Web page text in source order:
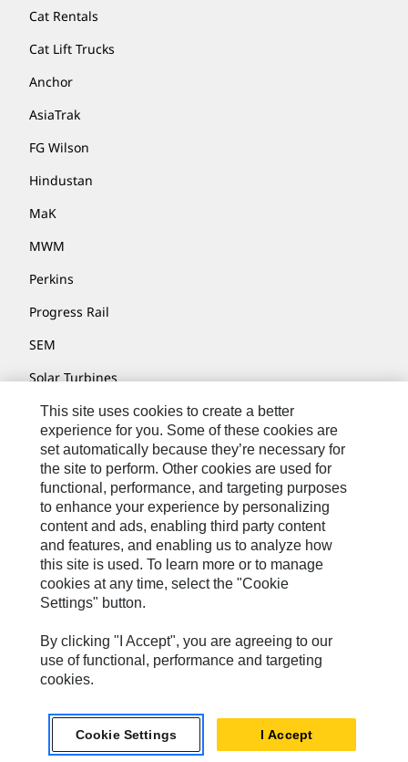
Cat Rentals
Cat Lift Trucks
Anchor
AsiaTrak
FG Wilson
Hindustan
MaK
MWM
Perkins
Progress Rail
SEM
Solar Turbines
SPM Oil & Gas
Turner Powertrain Systems
Fale Conosco
Mapa Do Local
Cookie Settings
Termos De Uso
Privacidade
Cat.com
Caterpillar © 2026. Todos os direitos reservados.
This site uses cookies to create a better
experience for you. Some of these cookies are
set automatically because they’re necessary for
the site to perform. Other cookies are used for
functional, performance, and targeting purposes
to enhance your experience by personalizing
content and ads, enabling third party content
and features, and enabling us to analyze how
this site is used. To learn more or to manage
cookies at any time, select the "Cookie
Settings" button.
By clicking "I Accept", you are agreeing to our
use of functional, performance and targeting
cookies.
Cookie Settings I Accept